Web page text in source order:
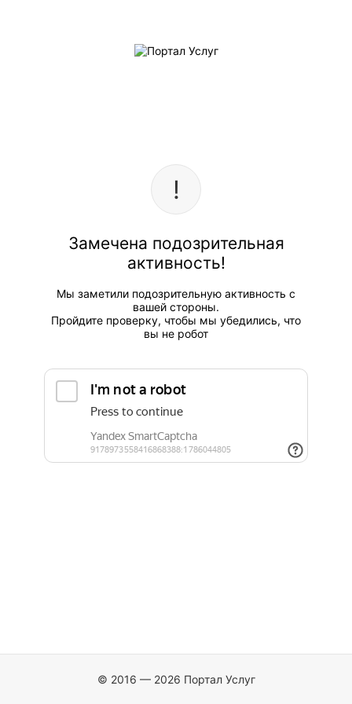
Замечена подозрительная
активность!
Мы заметили подозрительную активность с
вашей стороны.
Пройдите проверку, чтобы мы убедились, что
вы не робот
© 2016 — 2026 Портал Услуг